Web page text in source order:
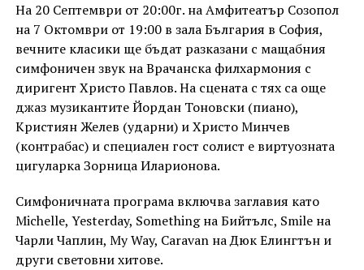
На 20 Септември от 20:00г. на Амфитеатър Созопол
на 7 Октомври от 19:00 в зала България в София,
вечните класики ще бъдат разказани с мащабния
симфоничен звук на Врачанска филхармония с
диригент Христо Павлов. На сцената с тях са още
джаз музикантите Йордан Тоновски (пиано),
Кристиян Желев (ударни) и Христо Минчев
(контрабас) и специален гост солист е виртуозната
цигуларка Зорница Иларионова.
Симфоничната програма включва заглавия като
Michelle, Yesterday, Something на Бийтълс, Smile на
Чарли Чаплин, My Way, Caravan на Дюк Елингтън и
други световни хитове.